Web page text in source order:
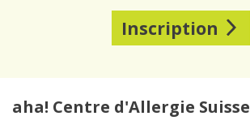
Inscription
aha! Centre d'Allergie Suisse